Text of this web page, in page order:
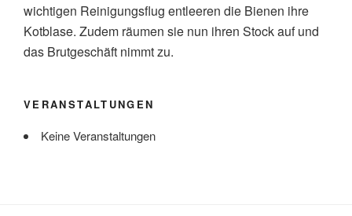
wichtigen Reinigungsflug entleeren die Bienen ihre
Kotblase. Zudem räumen sie nun ihren Stock auf und
das Brutgeschäft nimmt zu.
VERANSTALTUNGEN
Keine Veranstaltungen